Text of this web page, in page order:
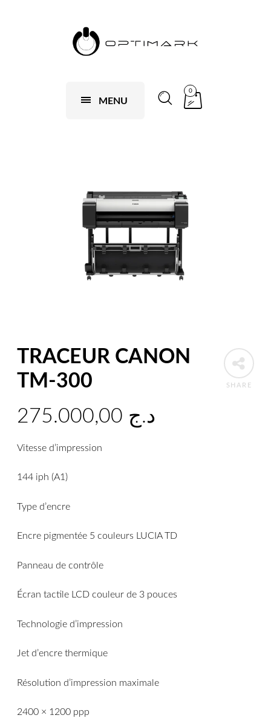
MENU
0
SHARE
TRACEUR CANON
TM-300
د.ج
Vitesse d’impression
144 iph (A1)
Type d’encre
Encre pigmentée 5 couleurs LUCIA TD
Panneau de contrôle
Écran tactile LCD couleur de 3 pouces
Technologie d’impression
Jet d’encre thermique
Résolution d’impression maximale
2400 × 1200 ppp